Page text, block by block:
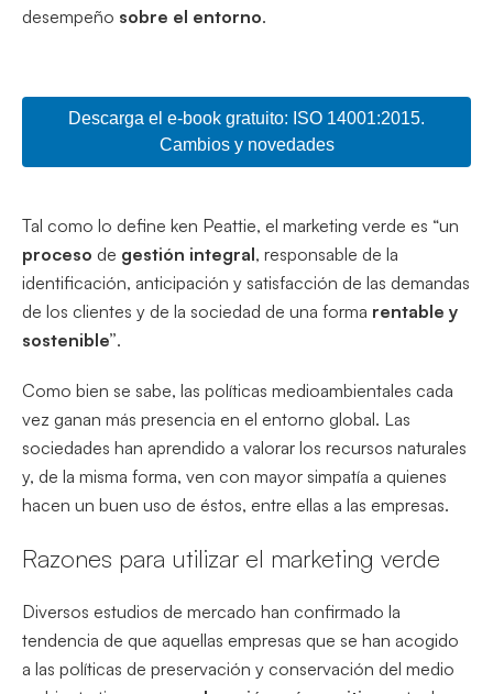
desempeño sobre el entorno.
Descarga el e-book gratuito: ISO 14001:2015.
Cambios y novedades
Tal como lo define ken Peattie, el marketing verde es “un
proceso de gestión integral, responsable de la
identificación, anticipa­ción y satisfacción de las demandas
de los clientes y de la sociedad de una forma ren­table y
sostenible”.
Como bien se sabe, las políticas medioambientales cada
vez ganan más presencia en el entorno global. Las
sociedades han aprendido a valorar los recursos naturales
y, de la misma forma, ven con mayor simpatía a quienes
hacen un buen uso de éstos, entre ellas a las empresas.
Razones para utilizar el marketing verde
Diversos estudios de mercado han confirmado la
tendencia de que aquellas empresas que se han acogido
a las políticas de preservación y conservación del medio